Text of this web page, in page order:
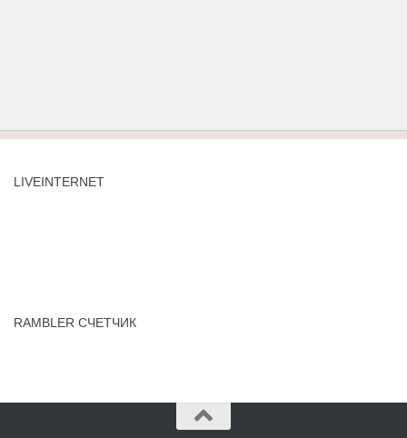
LIVEINTERNET
RAMBLER СЧЕТЧИК